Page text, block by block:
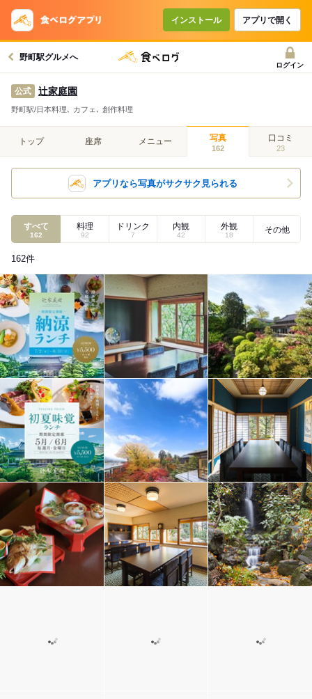
インストール アプリで開く
野町駅グルメへ
ログイン
公式 辻家庭園
野町駅/日本料理､ カフェ､ 創作料理
トップ 座席 メニュー 写真
162
口コミ
23
アプリなら写真がサクサク見られる
すべて
162
料理
92
ドリンク
7
内観
42
外観
18
その他
162件